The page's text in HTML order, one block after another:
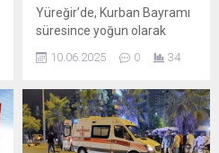
Yüreğir’de, Kurban Bayramı
süresince yoğun olarak
kullanılan kurban kesim
alanlarında temizlik
Yüreğir Belediyesi Temizlik
İşleri Müdürlüğü ekipleri, 500
personel ile bayram
10.06.2025 0 34